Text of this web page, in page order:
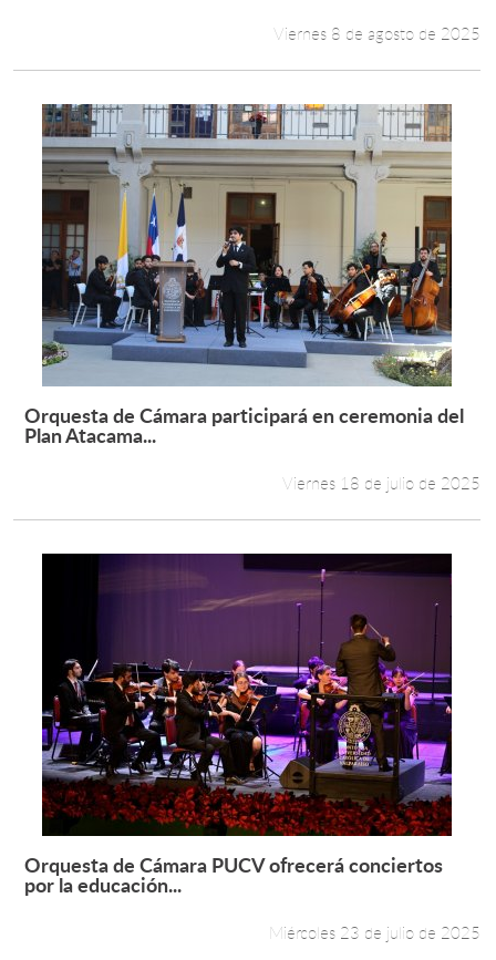
Viernes 8 de agosto de 2025
Leer más +
Orquesta de Cámara participará en ceremonia del
Plan Atacama...
Viernes 18 de julio de 2025
Leer más +
Orquesta de Cámara PUCV ofrecerá conciertos
por la educación...
Miércoles 23 de julio de 2025